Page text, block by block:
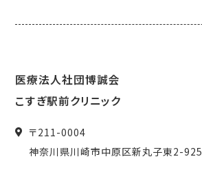
医療法人社団博誠会
こすぎ駅前クリニック
〒211-0004
神奈川県川崎市中原区新丸子東2-925